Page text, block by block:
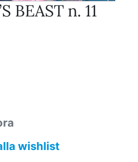
BEAST n. 11
wishlist